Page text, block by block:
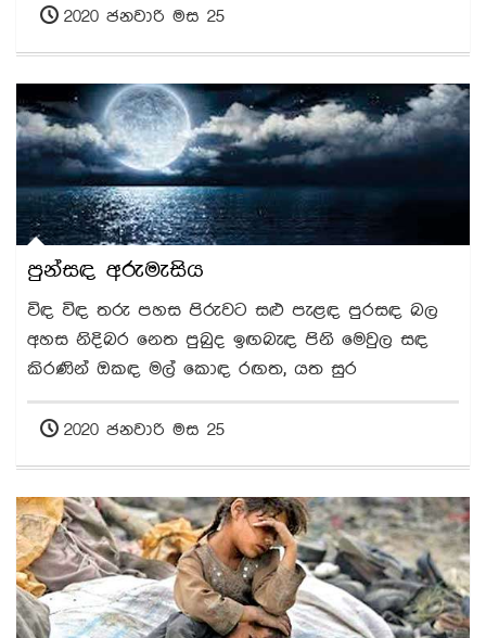
2020 ජනවාරි මස 25
පුන්සඳ අරුමැසිය
විඳ විඳ තරු පහස පිරුවට සළු පැළඳ පුරසඳ බල
අහස නිදිබර නෙත පුබුද ඉඟබැඳ පිනි මෙවුල සඳ
කිරණින් ඔකඳ මල් කොඳ රඟත, යත සුර
2020 ජනවාරි මස 25